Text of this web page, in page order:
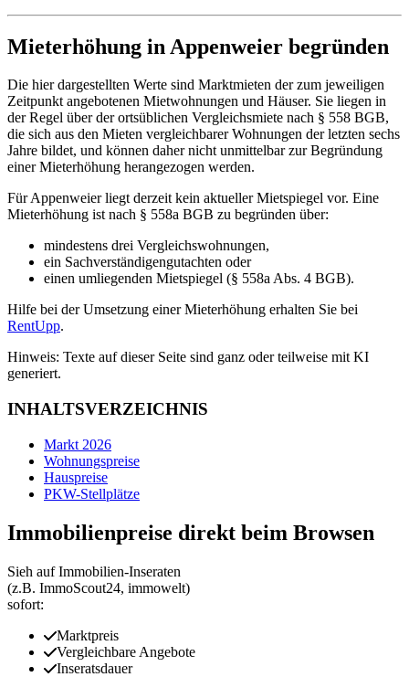
Mieterhöhung in Appenweier begründen
Die hier dargestellten Werte sind Marktmieten der zum jeweiligen
Zeitpunkt angebotenen Mietwohnungen und Häuser. Sie liegen in
der Regel über der ortsüblichen Vergleichsmiete nach § 558 BGB,
die sich aus den Mieten vergleichbarer Wohnungen der letzten sechs
Jahre bildet, und können daher nicht unmittelbar zur Begründung
einer Mieterhöhung herangezogen werden.
Für Appenweier liegt derzeit kein aktueller Mietspiegel vor. Eine
Mieterhöhung ist nach § 558a BGB zu begründen über:
mindestens drei Vergleichswohnungen,
ein Sachverständigengutachten oder
einen umliegenden Mietspiegel (§ 558a Abs. 4 BGB).
Hilfe bei der Umsetzung einer Mieterhöhung erhalten Sie bei
RentUpp.
Hinweis: Texte auf dieser Seite sind ganz oder teilweise mit KI
generiert.
INHALTSVERZEICHNIS
Markt 2026
Wohnungspreise
Hauspreise
PKW-Stellplätze
Immobilienpreise direkt beim Browsen
Sieh auf Immobilien‑Inseraten
(z.B. ImmoScout24, immowelt)
sofort:
Marktpreis
Vergleichbare Angebote
Inseratsdauer